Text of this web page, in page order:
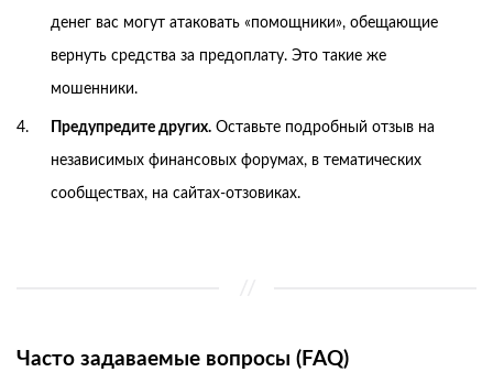
денег вас могут атаковать «помощники», обещающие
вернуть средства за предоплату. Это такие же
мошенники.
Предупредите других. Оставьте подробный отзыв на
независимых финансовых форумах, в тематических
сообществах, на сайтах-отзовиках.
Часто задаваемые вопросы (FAQ)